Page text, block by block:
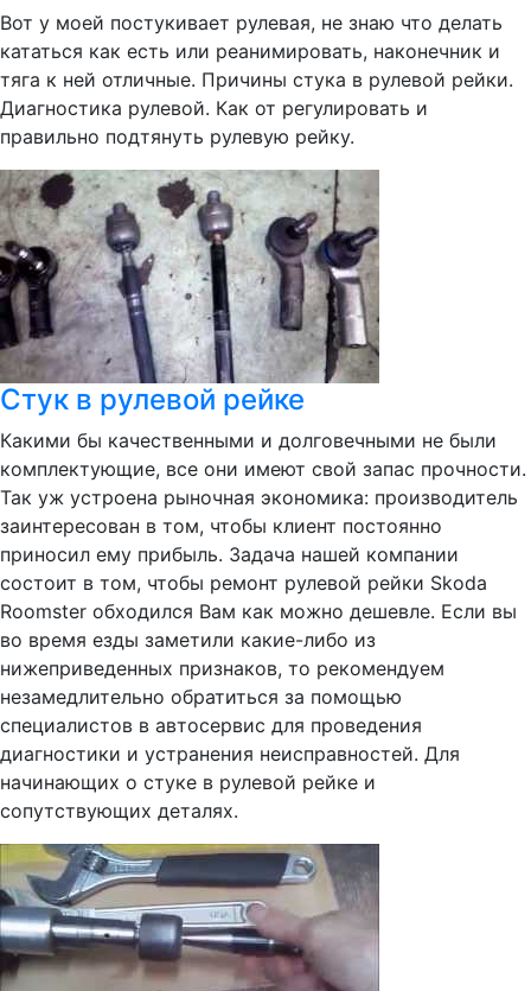
Вот у моей постукивает рулевая, не знаю что делать
кататься как есть или реанимировать, наконечник и
тяга к ней отличные. Причины стука в рулевой рейки.
Диагностика рулевой. Как от регулировать и
правильно подтянуть рулевую рейку.
Стук в рулевой рейке
Какими бы качественными и долговечными не были
комплектующие, все они имеют свой запас прочности.
Так уж устроена рыночная экономика: производитель
заинтересован в том, чтобы клиент постоянно
приносил ему прибыль. Задача нашей компании
состоит в том, чтобы ремонт рулевой рейки Skoda
Roomster обходился Вам как можно дешевле. Если вы
во время езды заметили какие-либо из
нижеприведенных признаков, то рекомендуем
незамедлительно обратиться за помощью
специалистов в автосервис для проведения
диагностики и устранения неисправностей. Для
начинающих о стуке в рулевой рейке и
сопутствующих деталях.